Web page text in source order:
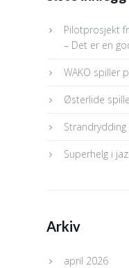
Pilotprosjekt
– Det er en
WAKO spiller
Østerlide
Superhelg i
Arkiv
april 2026